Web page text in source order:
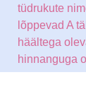
tüdrukute
lõppevad A
häältega
hinnanguga